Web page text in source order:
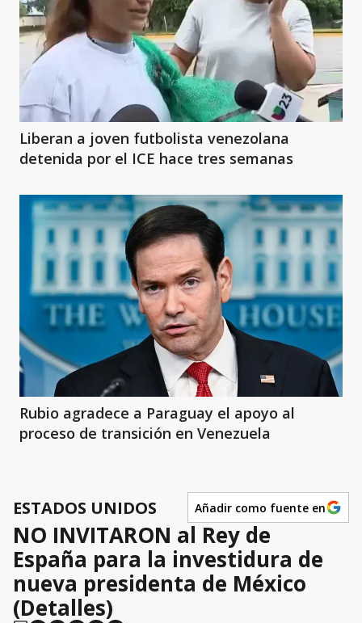
Liberan a joven futbolista venezolana
detenida por el ICE hace tres semanas
Rubio agradece a Paraguay el apoyo al
proceso de transición en Venezuela
ESTADOS UNIDOS Añadir como fuente en
NO INVITARON al Rey de
España para la investidura de
nueva presidenta de México
(Detalles)